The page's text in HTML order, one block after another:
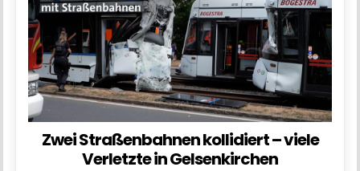
Zwei Straßenbahnen kollidiert – viele
Verletzte in Gelsenkirchen